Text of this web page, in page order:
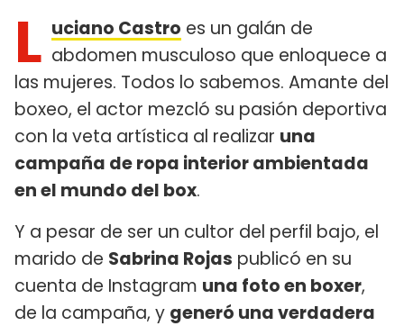
L uciano Castro es un galán de
abdomen musculoso que enloquece a
las mujeres. Todos lo sabemos. Amante del
boxeo, el actor mezcló su pasión deportiva
con la veta artística al realizar una
campaña de ropa interior ambientada
en el mundo del box.
Y a pesar de ser un cultor del perfil bajo, el
marido de Sabrina Rojas publicó en su
cuenta de Instagram una foto en boxer,
de la campaña, y generó una verdadera